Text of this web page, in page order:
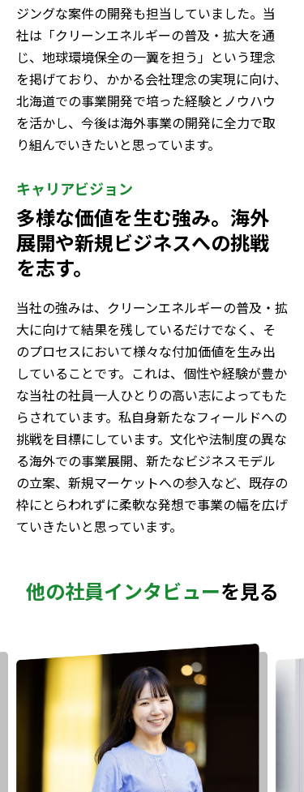
ジングな案件の開発も担当していました。当
社は「クリーンエネルギーの普及・拡大を通
じ、地球環境保全の一翼を担う」という理念
を掲げており、かかる会社理念の実現に向け、
北海道での事業開発で培った経験とノウハウ
を活かし、今後は海外事業の開発に全力で取
り組んでいきたいと思っています。
キャリアビジョン
多様な価値を生む強み。海外
展開や新規ビジネスへの挑戦
を志す。
当社の強みは、クリーンエネルギーの普及・拡
大に向けて結果を残しているだけでなく、そ
のプロセスにおいて様々な付加価値を生み出
していることです。これは、個性や経験が豊か
な当社の社員一人ひとりの高い志によってもた
らされています。私自身新たなフィールドへの
挑戦を目標にしています。文化や法制度の異な
る海外での事業展開、新たなビジネスモデル
の立案、新規マーケットへの参入など、既存の
枠にとらわれずに柔軟な発想で事業の幅を広げ
ていきたいと思っています。
他の社員インタビューを見る